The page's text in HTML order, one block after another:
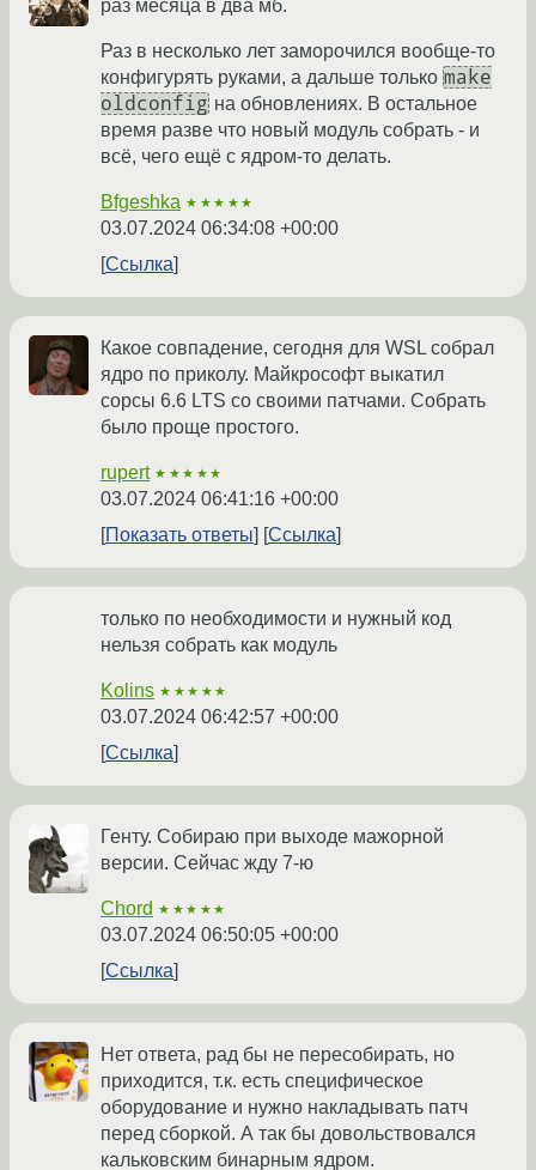
раз месяца в два мб.
Раз в несколько лет заморочился вообще-то
конфигурять руками, а дальше только make
oldconfig на обновлениях. В остальное
время разве что новый модуль собрать - и
всё, чего ещё с ядром-то делать.
Bfgeshka ★★★★★
03.07.2024 06:34:08 +00:00
Ссылка
Какое совпадение, сегодня для WSL собрал
ядро по приколу. Майкрософт выкатил
сорсы 6.6 LTS со своими патчами. Собрать
было проще простого.
rupert ★★★★★
03.07.2024 06:41:16 +00:00
Показать ответы
Ссылка
только по необходимости и нужный код
нельзя собрать как модуль
Kolins ★★★★★
03.07.2024 06:42:57 +00:00
Ссылка
Генту. Собираю при выходе мажорной
версии. Сейчас жду 7-ю
Chord ★★★★★
03.07.2024 06:50:05 +00:00
Ссылка
Нет ответа, рад бы не пересобирать, но
приходится, т.к. есть специфическое
оборудование и нужно накладывать патч
перед сборкой. А так бы довольствовался
кальковским бинарным ядром.